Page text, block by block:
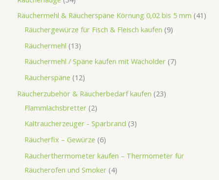
Räuchermehl & Räucherspäne Körnung 0,02 bis 5 mm 41
Räuchergewürze für Fisch & Fleisch kaufen 9
Räuchermehl 13
Räuchermehl / Späne kaufen mit Wacholder 7
Räucherspäne 12
Räucherzubehör & Räucherbedarf kaufen 23
Flammlachsbretter 2
Kaltraucherzeuger - Sparbrand 3
Räucherfix – Gewürze 6
Räucherthermometer kaufen – Thermometer für
Räucherofen und Smoker 4